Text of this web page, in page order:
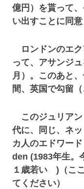
億円）を貰って
い出すことに同意
ロンドンのエク
って、アサンジ
月）。このあと
間、英国で勾留
このジュリアン
代に、同じ、ネ
カ人のエドワー
den (1983年生。
１歳若い )（こ
てください）